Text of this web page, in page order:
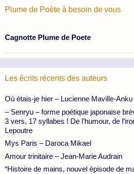
Plume de Poète à besoin de vous
Cagnotte Plume de Poete
Les écrits récents des auteurs
Où étais-je hier – Lucienne Maville-Anku
– Senryu – forme poétique japonaise
3 vers, 17 syllabes ! De l’humour, de
Lepoutre
Mys Paris – Daroca Mikael
Amour trinitaire – Jean-Marie Audrain
“Histoire de mains, nouvel épisode de